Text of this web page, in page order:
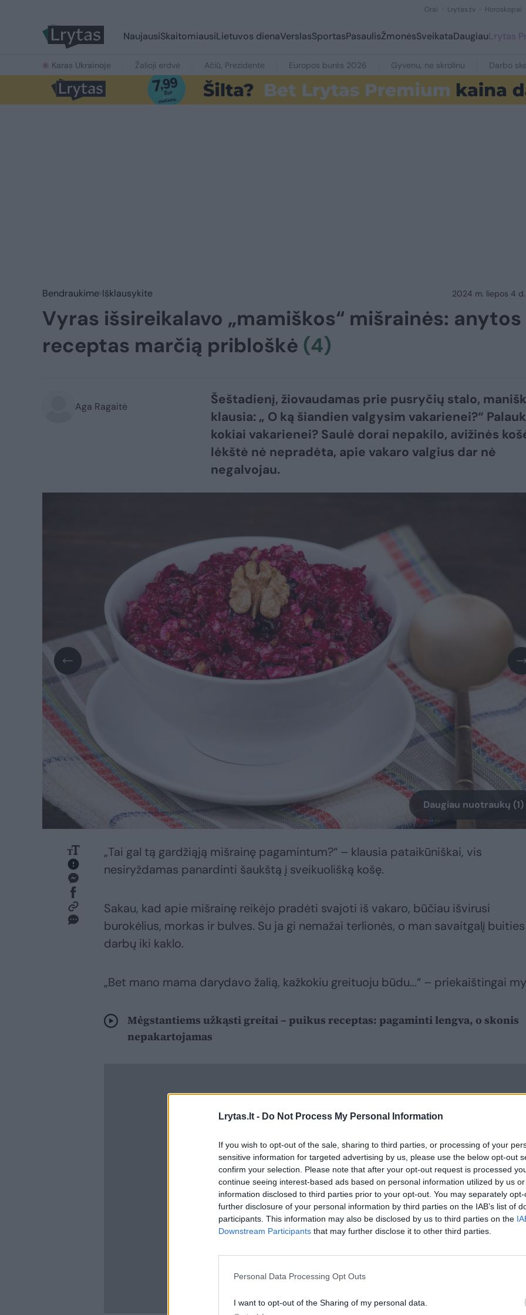
Lrytas.lt - Do Not Process My Personal Information
If you wish to opt-out of the sale, sharing to third parties, or processing of your
sensitive information for targeted advertising by us, please use the below opt-out
confirm your selection. Please note that after your opt-out request is processed
continue seeing interest-based ads based on personal information utilized by us
information disclosed to third parties prior to your opt-out. You may separately
further disclosure of your personal information by third parties on the IAB’s list of
participants. This information may also be disclosed by us to third parties on the
Downstream Participants that may further disclose it to other third parties.
Personal Data Processing Opt Outs
I want to opt-out of the Sharing of my personal data.
Orai Lrytas.tv Horoskopai
NaujausiSkaitomiausiLietuvos dienaVerslasSportasPasaulisŽmonėsSveikataDaugiauLrytas
Karas Ukrainoje Žalioji erdvė Ačiū, Prezidente Europos burės 2026 Gyvenu, ne skrolinu Darbo
Bendraukime Išklausykite 2024 m. liepos 4 d.
Vyras išsireikalavo „mamiškos“ mišrainės: anytos
receptas marčią pribloškė (4)
Aga Ragaitė
Šeštadienį, žiovaudamas prie pusryčių stalo,
klausia: „ O ką šiandien valgysim vakarienei?“
kokiai vakarienei? Saulė dorai nepakilo, avižinės
lėkštė nė nepradėta, apie vakaro valgius dar nė
negalvojau.
Daugiau nuotraukų (1)
„Tai gal tą gardžiąją mišrainę pagamintum?“ – klausia pataikūniškai, vis
nesiryždamas panardinti šaukštą į sveikuolišką košę.
Sakau, kad apie mišrainę reikėjo pradėti svajoti iš vakaro, būčiau išvirusi
burokėlius, morkas ir bulves. Su ja gi nemažai terlionės, o man savaitgalį buities
darbų iki kaklo.
„Bet mano mama darydavo žalią, kažkokiu greituoju būdu...“ – priekaištingai
Mėgstantiems užkąsti greitai – puikus receptas: pagaminti lengva, o skonis
nepakartojamas